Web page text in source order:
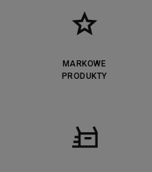
MARKOWE
PRODUKTY